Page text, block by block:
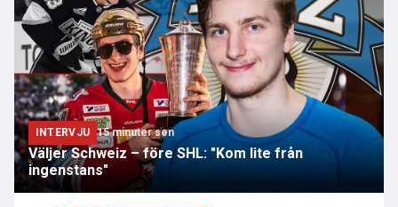
INTERVJU 15 minuter sen
Väljer Schweiz – före SHL: "Kom lite från
ingenstans"